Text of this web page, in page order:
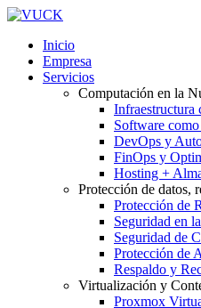
Inicio
Empresa
Servicios
Computación en la
Infraestructura
Software
DevOps y
FinOps y
Hosting +
Protección de datos,
Protección de
Seguridad en
Seguridad de
Protección de
Respaldo y
Virtualización y
Proxmox